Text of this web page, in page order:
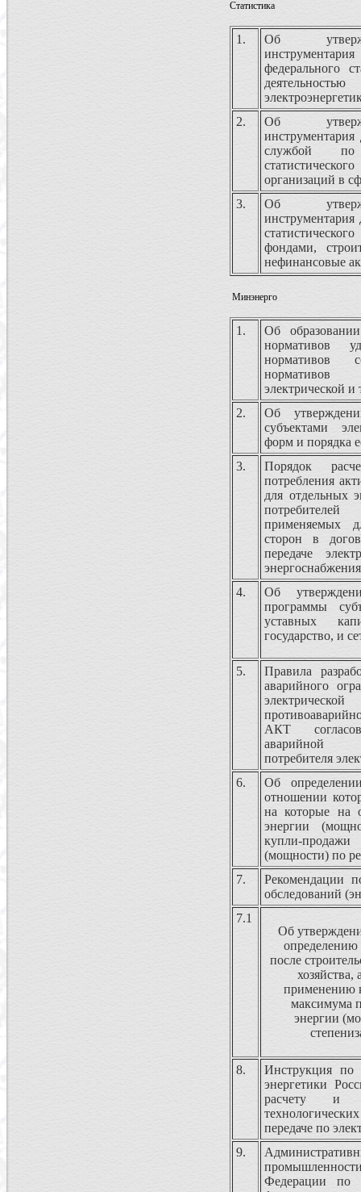
Статистика
1.
Об
федерального
2.
Об
службой по
организаций в
3.
Об
инструментария
фондами,
нефинансовые
Минэнерго
1.
Об
нормативов
нормативов
нормативов
электрической и
2.
Об
субъектами
форм и порядка
3.
Порядок
потребления
для отдельных
применяемых
сторон в
передаче
4.
Об
программы
уставных
государство, и
5.
Правила
аварийного
АКТ
аварийной
потребителя
6.
Об
отношении
на которые на
энергии
купли-
(мощности) по
7.
Рекомендации
обследований
7.1
Об
определению
после
применению
максимума
энергии
8.
Инструкция по
энергетики
расчету и
передаче по
9.
Федерации по